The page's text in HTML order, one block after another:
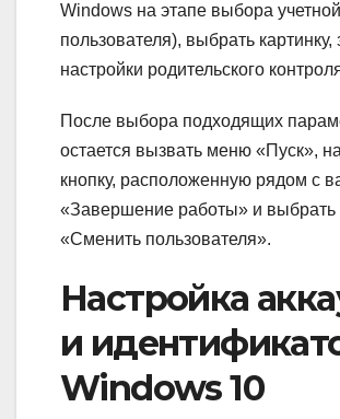
Windows на этапе выбора
пользователя), выбрать картинку,
настройки родительского
После выбора подходящих
остается вызвать меню «Пуск»,
кнопку, расположенную рядом с
«Завершение работы» и выбрать
«Сменить пользователя».
Настройка
и
Windows 10